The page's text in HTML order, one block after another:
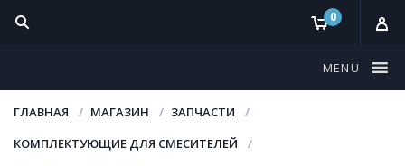
0
MENU
ГЛАВНАЯ МАГАЗИН
ЗАПЧАСТИ
КОМПЛЕКТУЮЩИЕ ДЛЯ СМЕСИТЕЛЕЙ